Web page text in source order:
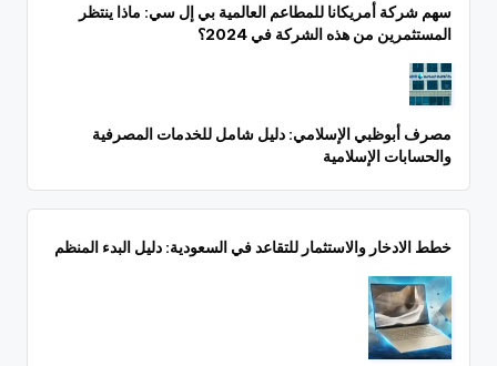
سهم شركة أمريكانا للمطاعم العالمية بي إل سي: ماذا ينتظر
المستثمرين من هذه الشركة في 2024؟
مصرف أبوظبي الإسلامي: دليل شامل للخدمات المصرفية
والحسابات الإسلامية
خطط الادخار والاستثمار للتقاعد في السعودية: دليل البدء المنظم